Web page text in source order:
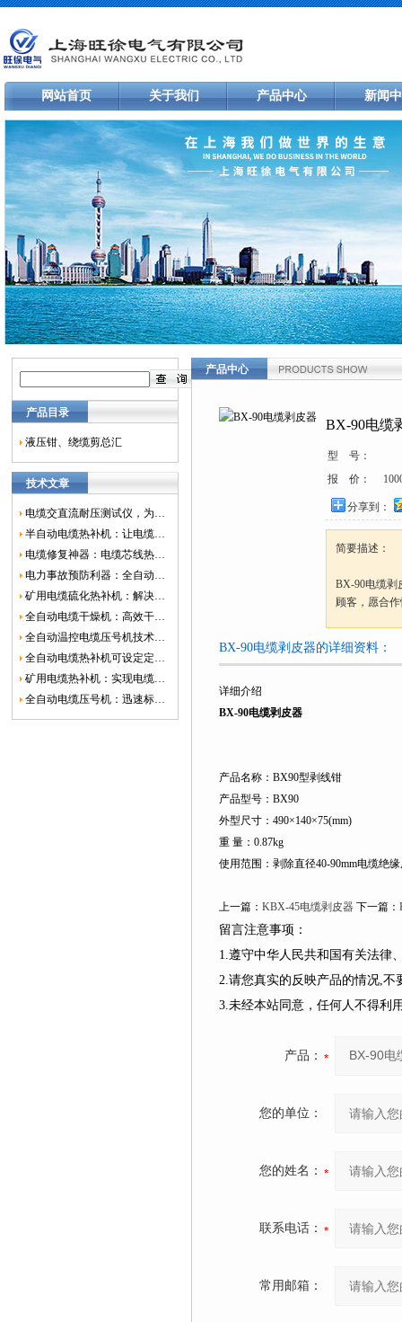
网站首页 关于我们 产品中心 新闻
产品目录
液压钳、绕缆剪总汇
技术文章
电缆交直流耐压测试仪，为电网安全保驾护航
半自动电缆热补机：让电缆修复更简单、更高效！
电缆修复神器：电缆芯线热补机如何保障电网安全？
电力事故预防利器：全自动控温电缆热补机
矿用电缆硫化热补机：解决矿山电缆故障的新选择
全自动电缆干燥机：高效干燥，电缆质量
全自动温控电缆压号机技术革新：数字化标识的新趋势
全自动电缆热补机可设定定时功能，实现自动化热补
矿用电缆热补机：实现电缆故障修复的高效装置
全自动电缆压号机：迅速标识电缆的利器
产品中心
BX-90电缆
型 号：
报 价：
分享到：
简要描述：
BX-90电缆剥
顾客，愿合
BX-90电缆剥皮器的详细资料：
详细介绍
BX-90电缆剥皮器
产品名称：BX90型剥线钳
产品型号：BX90
外型尺寸：490×140×75(mm)
重 量：0.87kg
使用范围：剥除直径40-90mm电缆绝
上一篇： KBX-45电缆剥皮器 下一篇：
留言注意事项：
1.遵守中华人民共和国有关法律
2.请您真实的反映产品的情况,
3.未经本站同意，任何人不得利
产品：
您的单位：
您的姓名：
联系电话：
常用邮箱：